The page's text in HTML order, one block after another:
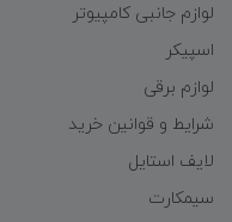
لوازم جانبی کامپیوتر
اسپیکر
لوازم برقی
شرایط و قوانین خرید
لایف استایل
سیمکارت